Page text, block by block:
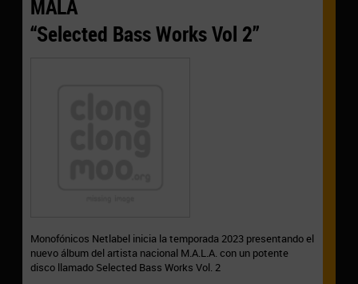
MALA
“Selected Bass Works Vol 2”
Monofónicos Netlabel inicia la temporada 2023 presentando el
nuevo álbum del artista nacional M.A.L.A. con un potente
disco llamado Selected Bass Works Vol. 2